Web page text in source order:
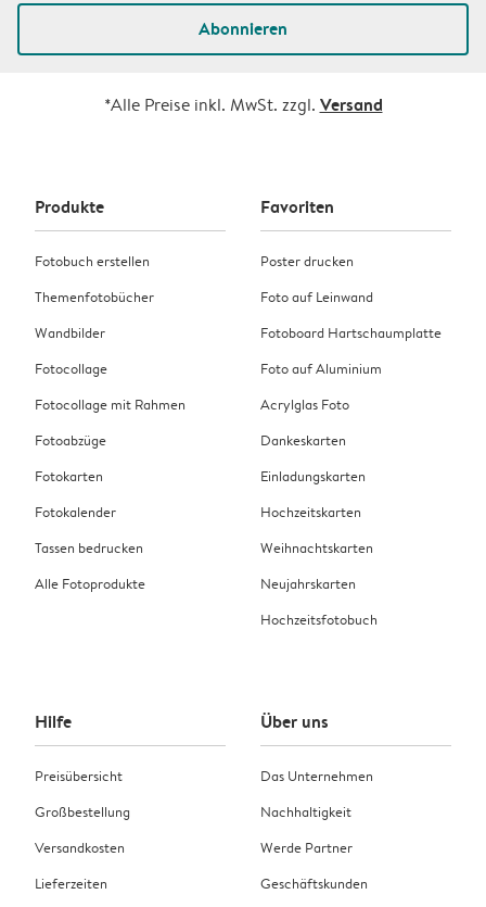
Abonnieren
*Alle Preise inkl. MwSt. zzgl. Versand
Produkte
Fotobuch erstellen
Themenfotobücher
Wandbilder
Fotocollage
Fotocollage mit Rahmen
Fotoabzüge
Fotokarten
Fotokalender
Tassen bedrucken
Alle Fotoprodukte
Favoriten
Poster drucken
Foto auf Leinwand
Fotoboard Hartschaumplatte
Foto auf Aluminium
Acrylglas Foto
Dankeskarten
Einladungskarten
Hochzeitskarten
Weihnachtskarten
Neujahrskarten
Hochzeitsfotobuch
Hilfe
Preisübersicht
Großbestellung
Versandkosten
Lieferzeiten
Über uns
Das Unternehmen
Nachhaltigkeit
Werde Partner
Geschäftskunden